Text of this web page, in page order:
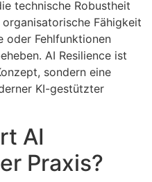
technische Robustheit
Fähigkeit
oder Fehlfunktionen
AI Resilience ist
sondern eine
KI-gestützter
AI
Praxis?